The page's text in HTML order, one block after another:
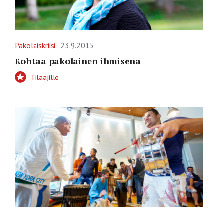
Pakolaiskriisi 23.9.2015
Kohtaa pakolainen ihmisenä
Tilaajille